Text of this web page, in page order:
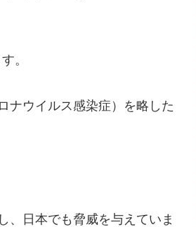
。
ナウイルス感染症）を略した
、日本でも脅威を与えていま